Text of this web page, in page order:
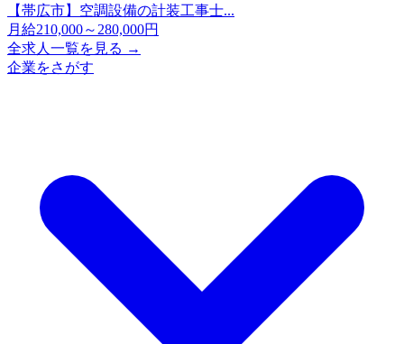
【帯広市】空調設備の計装工事士...
月給210,000～280,000円
全求人一覧を見る →
企業をさがす